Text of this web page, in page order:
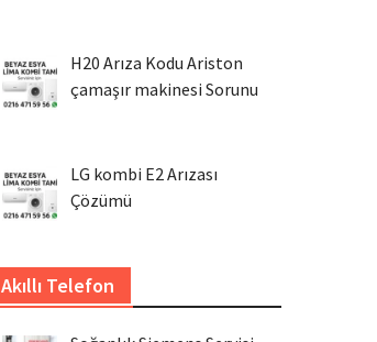
H20 Arıza Kodu Ariston
çamaşır makinesi Sorunu
LG kombi E2 Arızası
Çözümü
Akıllı Telefon